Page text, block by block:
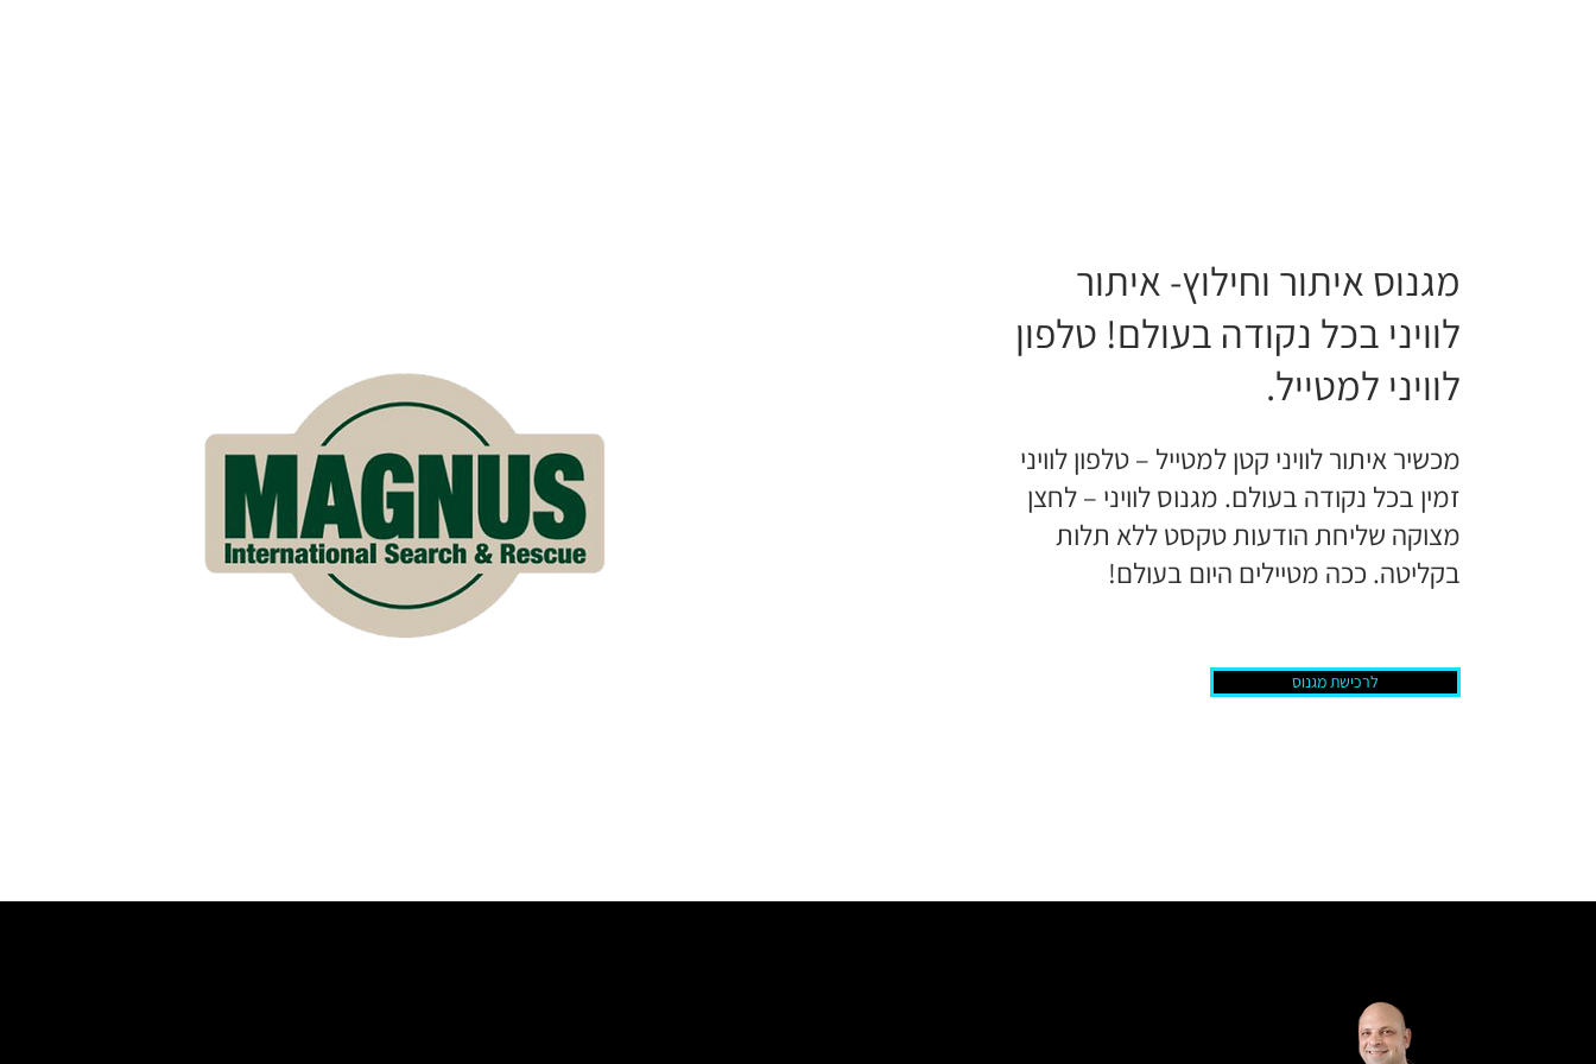
מגנוס איתור וחילוץ- איתור
לוויני בכל נקודה בעולם! טלפון
לוויני למטייל.
מכשיר איתור לוויני קטן למטייל – טלפון לוויני
זמין בכל נקודה בעולם. מגנוס לוויני – לחצן
מצוקה שליחת הודעות טקסט ללא תלות
בקליטה. ככה מטיילים היום בעולם!
לרכישת מגנוס